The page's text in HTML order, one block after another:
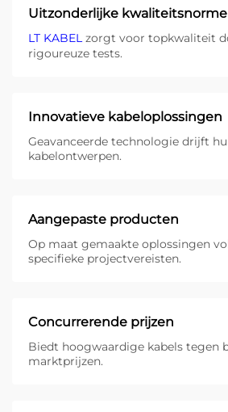
Uitzonderlijke
LT KABELzorgt voor topkwaliteit
rigoureuze tests.
Innovatieve kabeloplossingen
Geavanceerde technologie drijft
kabelontwerpen.
Aangepaste producten
Op maat gemaakte oplossingen
specifieke projectvereisten.
Concurrerende prijzen
Biedt hoogwaardige kabels tegen
marktprijzen.